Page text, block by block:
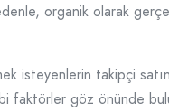
organik olarak
isteyenlerin takipçi
faktörler göz önünde